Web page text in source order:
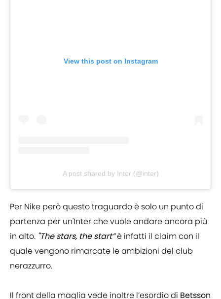
View this post on Instagram
A post shared by Inter (@inter)
Per Nike però questo traguardo è solo un punto di
partenza per un'Inter che vuole andare ancora più
in alto. "The stars, the start”è infatti il claim con il
quale vengono rimarcate le ambizioni del club
nerazzurro.
Il front della maglia vede inoltre l’esordio di Betsson